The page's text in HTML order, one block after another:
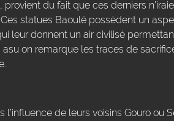
du fait que ces derniers
statues Baoulé possèdent un
leur donnent un air civilisé
on remarque les traces de
de leurs voisins Gouro ou